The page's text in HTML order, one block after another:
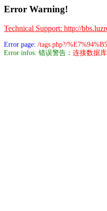
Error Warning!
Technical Support: http://
Error page: /tags.php?/
Error infos: 错误警告： 连接数据